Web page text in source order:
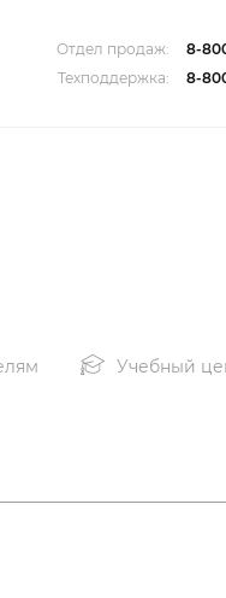
Отдел продаж:
8-
Техподдержка:
8-
Учебный